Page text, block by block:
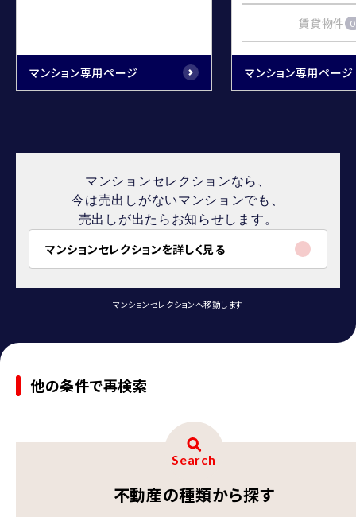
マンション専用ページ
賃貸物件 0
マンション専用ページ
マンションセレクションなら、
今は売出しがないマンションでも、
売出しが出たらお知らせします。
マンションセレクションを詳しく見る
マンションセレクションへ移動します
他の条件で再検索
Search
不動産の種類から探す